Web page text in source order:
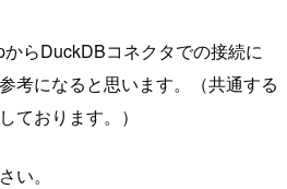
らDuckDBコネクタでの接続に
考になると思います。（共通する
ております。）
い。